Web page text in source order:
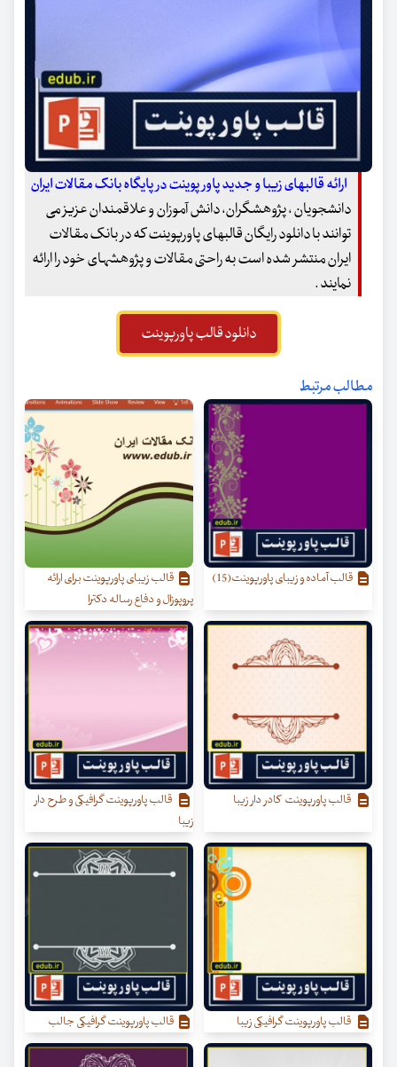
ارائه قالبهای زیبا و جدید پاور پوینت در پایگاه بانک مقالات ایران
دانشجویان ، پژوهشگران، دانش آموزان و علاقمندان عزیز می
توانند با دانلود رایگان قالبهای پاورپوینت که در بانک مقالات
ایران منتشر شده است به راحتی مقالات و پژوهشهای خود را ارائه
نمایند .
دانلود قالب پاورپوینت
مطالب مرتبط
قالب آماده و زیبای پاورپوینت(15)
قالب زیبای پاورپوینت برای ارائه
پروپوزال و دفاع رساله دکترا
قالب پاورپوینت کادر دار زیبا
قالب پاورپوینت گرافیکی و طرح دار
زیبا
قالب پاورپوینت گرافیکی زیبا قالب پاورپوینت گرافیکی جالب